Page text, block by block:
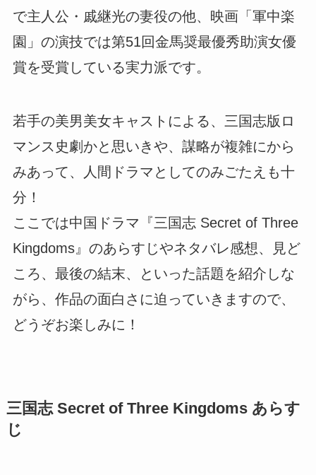
で主人公・戚継光の妻役の他、映画「軍中楽
園」の演技では第51回金馬奨最優秀助演女優
賞を受賞している実力派です。
若手の美男美女キャストによる、三国志版ロ
マンス史劇かと思いきや、謀略が複雑にから
みあって、人間ドラマとしてのみごたえも十
分！
ここでは中国ドラマ『三国志 Secret of Three
Kingdoms』のあらすじやネタバレ感想、見ど
ころ、最後の結末、といった話題を紹介しな
がら、作品の面白さに迫っていきますので、
どうぞお楽しみに！
三国志 Secret of Three Kingdoms あらす
じ